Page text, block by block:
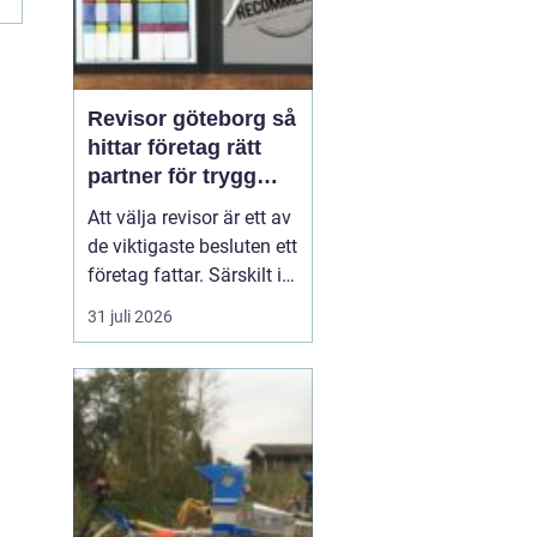
Revisor göteborg så
hittar företag rätt
partner för trygg
tillväxt
Att välja revisor är ett av
de viktigaste besluten ett
företag fattar. Särskilt i
en företagsintensiv stad
som Göteborg, där allt
bolag till internationella
koncerner verkar sida vid
sida. En bra revisor gör
mer än att granska s...
31 juli 2026